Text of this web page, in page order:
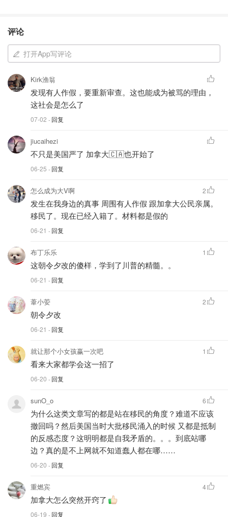
评论
打开App写评论
Kirk渔翁
发现有人作假，要重新审查。这也能成为被骂的理由，
这社会是怎么了
07-02 · 回复
jiucaihezi
不只是美国严了 加拿大🇨🇦也开始了
06-25 · 回复
怎么成为大V啊
发生在我身边的真事 周围有人作假 跟加拿大公民亲属。
移民了。现在已经入籍了。材料都是假的
06-21 · 回复
2
布丁乐乐
这朝令夕改的傻样，学到了川普的精髓。。
06-21 · 回复
1
葦小荌
朝令夕改
06-21 · 回复
2
就让那个小女孩赢一次吧
看来大家都学会这一招了
06-20 · 回复
1
sunO_o
为什么这类文章写的都是站在移民的角度？难道不应该
撤回吗？然后美国当时大批移民涌入的时候 又都是抵制
的反感态度？这明明都是自我矛盾的。。。到底站哪
边？真的是不上网就不知道蠢人都在哪……
06-20 · 回复
6
重燃宾
加拿大怎么突然开窍了
06-19 · 回复
4